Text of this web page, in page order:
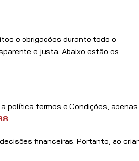
e obrigações durante todo o
e justa. Abaixo estão os
política termos e Condições, apenas
.
financeiras. Portanto, ao criar